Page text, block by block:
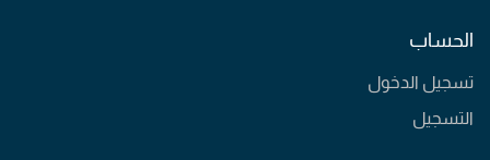
الحساب
تسجيل الدخول
التسجيل